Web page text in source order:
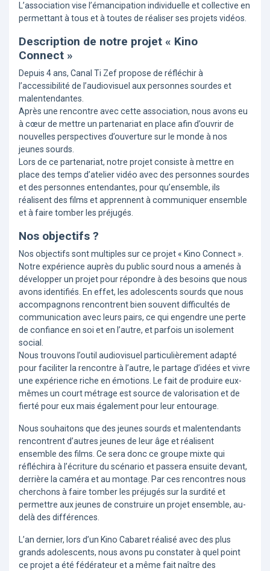
L’association vise l’émancipation individuelle et collective en
permettant à tous et à toutes de réaliser ses projets vidéos.
Description de notre projet « Kino
Connect »
Depuis 4 ans, Canal Ti Zef propose de réfléchir à
l’accessibilité de l’audiovisuel aux personnes sourdes et
malentendantes.
Après une rencontre avec cette association, nous avons eu
à cœur de mettre un partenariat en place afin d’ouvrir de
nouvelles perspectives d’ouverture sur le monde à nos
jeunes sourds.
Lors de ce partenariat, notre projet consiste à mettre en
place des temps d’atelier vidéo avec des personnes sourdes
et des personnes entendantes, pour qu’ensemble, ils
réalisent des films et apprennent à communiquer ensemble
et à faire tomber les préjugés.
Nos objectifs ?
Nos objectifs sont multiples sur ce projet « Kino Connect ».
Notre expérience auprès du public sourd nous a amenés à
développer un projet pour répondre à des besoins que nous
avons identifiés. En effet, les adolescents sourds que nous
accompagnons rencontrent bien souvent difficultés de
communication avec leurs pairs, ce qui engendre une perte
de confiance en soi et en l’autre, et parfois un isolement
social.
Nous trouvons l’outil audiovisuel particulièrement adapté
pour faciliter la rencontre à l’autre, le partage d’idées et vivre
une expérience riche en émotions. Le fait de produire eux-
mêmes un court métrage est source de valorisation et de
fierté pour eux mais également pour leur entourage.
Nous souhaitons que des jeunes sourds et malentendants
rencontrent d’autres jeunes de leur âge et réalisent
ensemble des films. Ce sera donc ce groupe mixte qui
réfléchira à l’écriture du scénario et passera ensuite devant,
derrière la caméra et au montage. Par ces rencontres nous
cherchons à faire tomber les préjugés sur la surdité et
permettre aux jeunes de construire un projet ensemble, au-
delà des différences.
L’an dernier, lors d’un Kino Cabaret réalisé avec des plus
grands adolescents, nous avons pu constater à quel point
ce projet a été fédérateur et a même fait naître des